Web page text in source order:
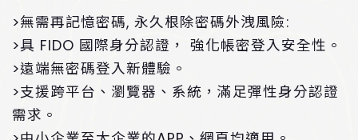
>無需再記憶密碼, 永久根除密碼外洩風險:
>具 FIDO 國際身分認證， 強化帳密登入安全性。
>遠端無密碼登入新體驗。
>支援跨平台、瀏覽器、系統，滿足彈性身分認證
需求。